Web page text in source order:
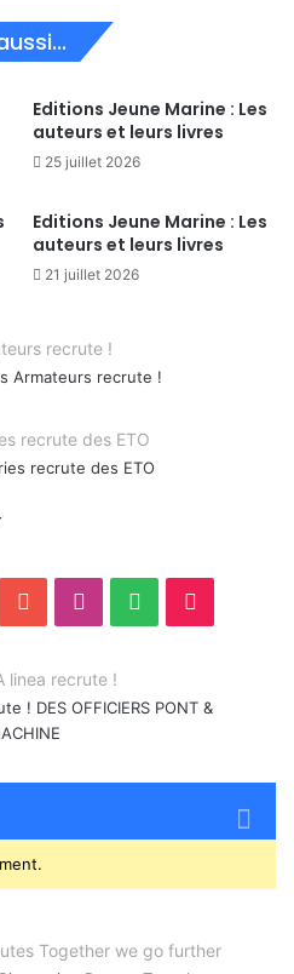
Editions Jeune Marine : Les
auteurs et leurs livres
25 juillet 2026
Editions Jeune Marine : Les
auteurs et leurs livres
21 juillet 2026
recrute !
recrute des ETO
YouTubeInstagram
Spotify
linea recrute !
Together we go further